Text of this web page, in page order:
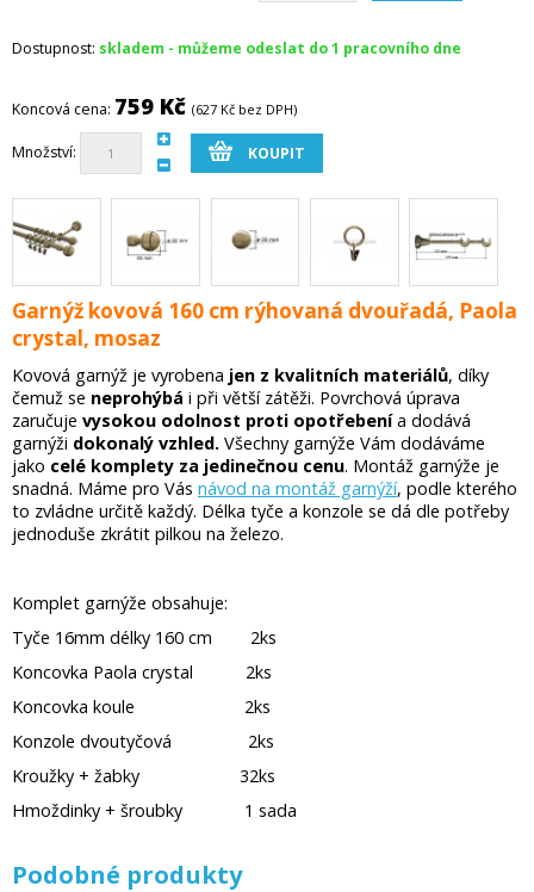
Dostupnost: skladem - můžeme odeslat do 1 pracovního dne
Koncová cena: 759 Kč (627 Kč bez DPH)
Množství:
Garnýž kovová 160 cm rýhovaná dvouřadá, Paola
crystal, mosaz
Kovová garnýž je vyrobena jen z kvalitních materiálů, díky
čemuž se neprohýbá i při větší zátěži. Povrchová úprava
zaručuje vysokou odolnost proti opotřebenía dodává
garnýži dokonalý vzhled. Všechny garnýže Vám dodáváme
jako celé komplety za jedinečnou cenu. Montáž garnýže je
snadná. Máme pro Vás návod na montáž garnýží, podle kterého
to zvládne určitě každý. Délka tyče a konzole se dá dle potřeby
jednoduše zkrátit pilkou na železo.
Komplet garnýže obsahuje:
Tyče 16mm délky 160 cm 2ks
Koncovka Paola crystal 2ks
Koncovka koule 2ks
Konzole dvoutyčová 2ks
Kroužky + žabky 32ks
Hmoždinky + šroubky 1 sada
Podobné produkty